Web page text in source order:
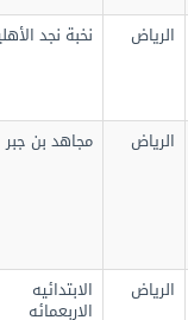
الرياض نخبة نجد الأهلية
الرياض مجاهد بن جبر
الرياض الابتدائيه
الاربعمائه